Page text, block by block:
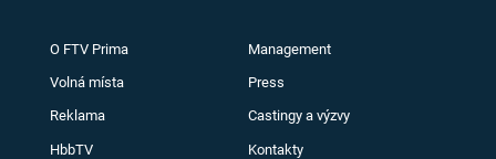
O FTV Prima Management
Volná místa Press
Reklama Castingy a výzvy
HbbTV Kontakty